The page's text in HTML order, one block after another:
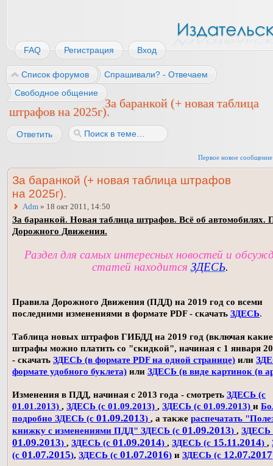
FAQ Регистрация Вход
Список форумов
Спрашивали? - Отвечаем
Свободное общение
За баранкой (+ новая таблица
штрафов на 2025г).
Ответить
Первое новое сообщение
За баранкой (+ новая таблица штрафов
на 2025г).
Adm » 18 окт 2011, 14:50
За баранкой. Новая таблица штрафов. Всё об автомобилях.
Дорожного Движения.
Раздел для самых интересных новостей и
статей находится ЗДЕСЬ.
Правила Дорожного Движения (ПДД) на 2019 год со всеми
последними изменениями в формате PDF - скачать ЗДЕСЬ.
Таблица новых штрафов ГИБДД на 2019 год (включая какие
штрафы можно платить со "скидкой", начиная с 1 января
- скачать ЗДЕСЬ (в формате PDF на одной странице) или
формате удобного буклета) или ЗДЕСЬ (в виде картинок (в
Изменения в ПДД, начиная с 2013 года - смотреть ЗДЕСЬ (с
01.01.2013) , ЗДЕСЬ (с 01.09.2013) , ЗДЕСЬ (с 01.09.2013) и
подробно ЗДЕСЬ (с 01.09.2013) , а также распечатать
книжку с изменениями ПДД" ЗДЕСЬ (с 01.09.2013) , ЗДЕСЬ
01.09.2013) , ЗДЕСЬ (с 01.09.2014) , ЗДЕСЬ (с 15.11.2014) ,
(с 01.07.2015), ЗДЕСЬ (с 01.07.2016) и ЗДЕСЬ (с 12.07.2017